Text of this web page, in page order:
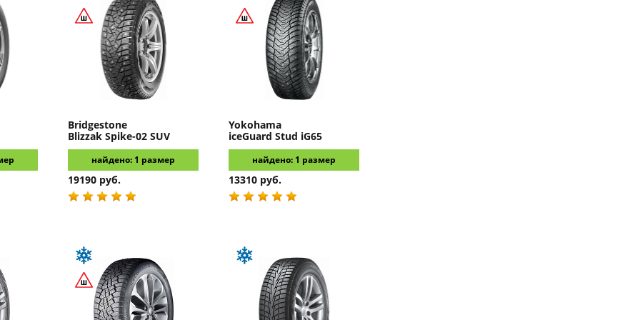
Bridgestone
Blizzak Spike-02 SUV
найдено: 1 размер
19190 руб.
Yokohama
iceGuard Stud iG65
найдено: 1 размер
13310 руб.